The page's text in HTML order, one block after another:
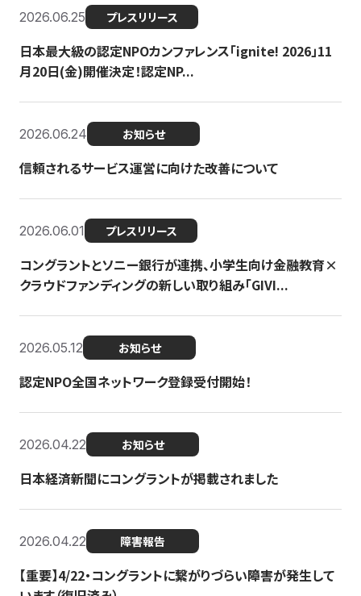
2026.06.25 プレスリリース
日本最大級の認定NPOカンファレンス「ignite! 2026」11
月20日(金)開催決定！認定NP...
2026.06.24 お知らせ
信頼されるサービス運営に向けた改善について
2026.06.01 プレスリリース
コングラントとソニー銀行が連携、小学生向け金融教育×
クラウドファンディングの新しい取り組み「GIVI...
2026.05.12 お知らせ
認定NPO全国ネットワーク登録受付開始！
2026.04.22 お知らせ
日本経済新聞にコングラントが掲載されました
2026.04.22 障害報告
【重要】4/22・コングラントに繋がりづらい障害が発生して